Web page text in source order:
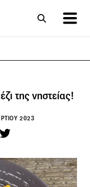
της νηστείας!
2023